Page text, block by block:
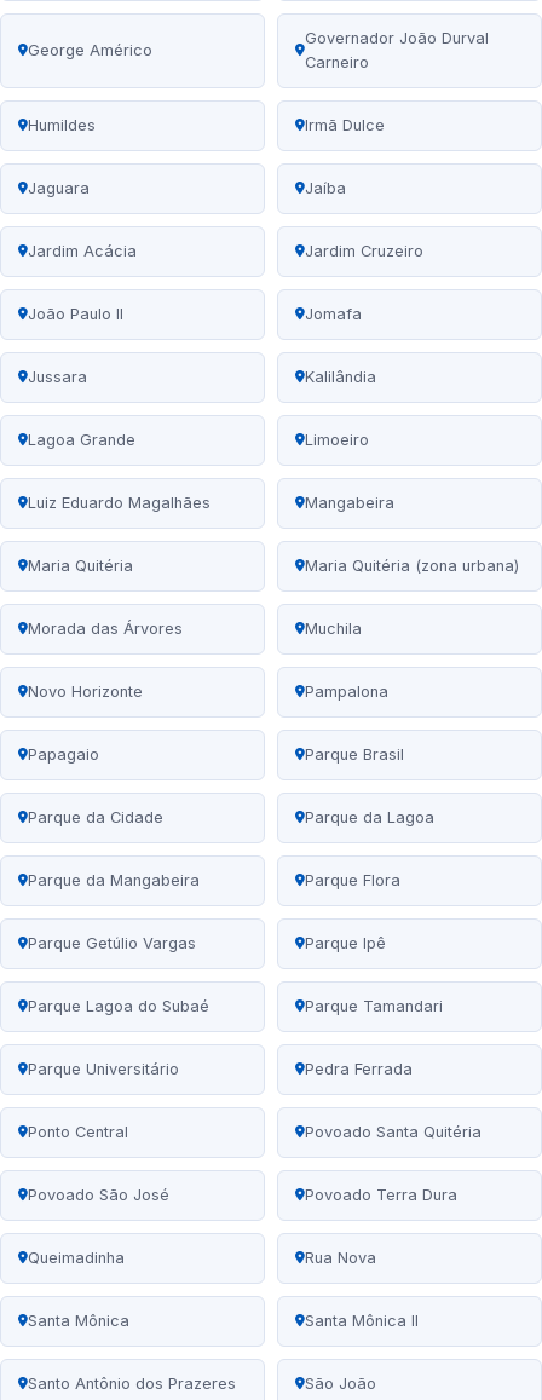
George Américo
Governador João Durval
Carneiro
Humildes Irmã Dulce
Jaguara Jaíba
Jardim Acácia Jardim Cruzeiro
João Paulo II Jomafa
Jussara Kalilândia
Lagoa Grande Limoeiro
Luiz Eduardo Magalhães Mangabeira
Maria Quitéria Maria Quitéria (zona urbana)
Morada das Árvores Muchila
Novo Horizonte Pampalona
Papagaio Parque Brasil
Parque da Cidade Parque da Lagoa
Parque da Mangabeira Parque Flora
Parque Getúlio Vargas Parque Ipê
Parque Lagoa do Subaé Parque Tamandari
Parque Universitário Pedra Ferrada
Ponto Central Povoado Santa Quitéria
Povoado São José Povoado Terra Dura
Queimadinha Rua Nova
Santa Mônica Santa Mônica II
Santo Antônio dos Prazeres São João